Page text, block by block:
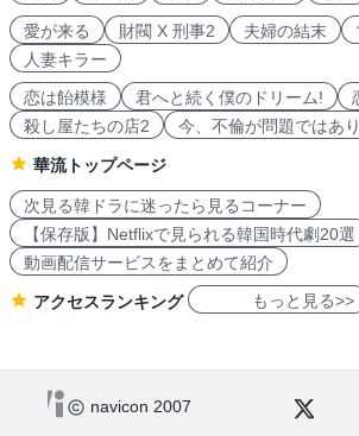
愛が来る 財閥 X 刑事2 夫婦の結末
人妻キラー
恋は飴模様
君へと続く僕のドリーム!
殺し屋たちの店2
今、不倫が問題ではあ
華流トップページ
次見る韓ドラに迷ったら見るコーナー
【保存版】Netflixで見られる韓国時代劇20選
動画配信サービスをまとめて紹介
アクセスランキング もっと見る>>
navicon 2007